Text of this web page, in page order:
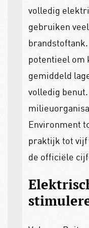
volledig
gebruiken
potentieel om
gemiddeld
volledig
Environment
praktijk tot vijf
de officiële